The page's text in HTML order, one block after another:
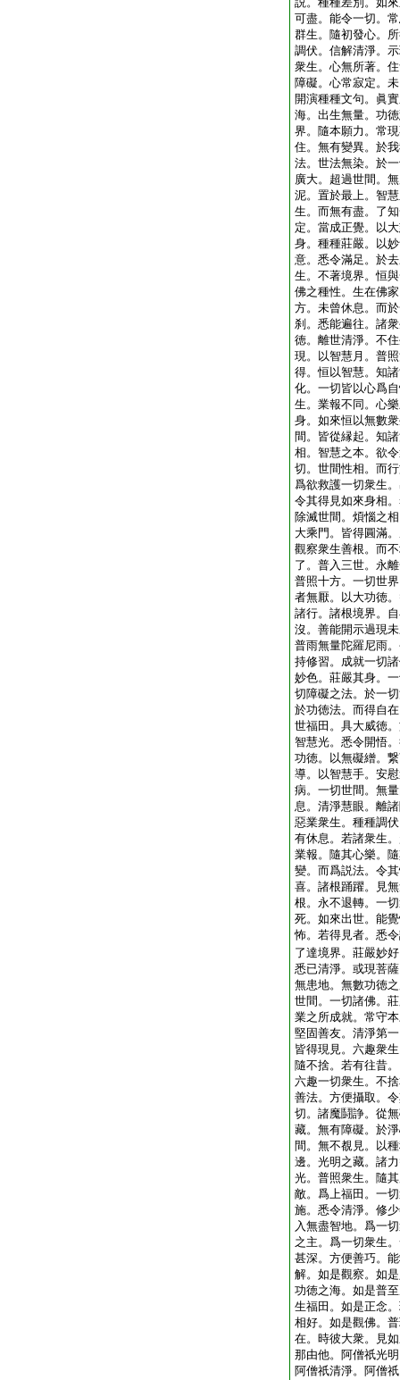
可盡。能令一切。
群生。隨初發心。
調伏。信解清淨。
衆生。心無所著。
障礙。心常寂定。
開演種種文句。眞
海。出生無量。功
界。隨本願力。常
住。無有變異。於
法。世法無染。於
廣大。超過世間。
泥。置於最上。智
生。而無有盡。了
定。當成正覺。以
身。種種莊嚴。以
意。悉令滿足。於
生。不著境界。恒
佛之種性。生在佛
方。未曾休息。而
刹。悉能遍往。諸
徳。離世清淨。不
現。以智慧月。普
得。恒以智慧。知
化。一切皆以心爲
生。業報不同。心
身。如來恒以無數
間。皆從縁起。知
相。智慧之本。欲
切。世間性相。而
爲欲救護一切衆生
令其得見如來身相
除滅世間。煩惱之
大乘門。皆得圓滿
觀察衆生善根。而
了。普入三世。永
普照十方。一切世
者無厭。以大功徳
諸行。諸根境界。
沒。善能開示過現
普雨無量陀羅尼雨
持修習。成就一切
妙色。莊嚴其身。
切障礙之法。於一
於功徳法。而得自
世福田。具大威徳
智慧光。悉令開悟
功徳。以無礙繒。
導。以智慧手。安
病。一切世間。無
息。清淨慧眼。離
惡業衆生。種種調
有休息。若諸衆生
業報。隨其心樂。
變。而爲説法。令
喜。諸根踊躍。見
根。永不退轉。一
死。如來出世。能
怖。若得見者。悉
了達境界。莊嚴妙
悉已清淨。或現菩
無患地。無數功徳
世間。一切諸佛。
業之所成就。常守
堅固善友。清淨第
皆得現見。六趣衆
隨不捨。若有往昔
六趣一切衆生。不
善法。方便攝取。
切。諸魔鬪諍。從
藏。無有障礙。於
間。無不覩見。以
邊。光明之藏。諸
光。普照衆生。隨
敵。爲上福田。一
施。悉令清淨。修
入無盡智地。爲一
之主。爲一切衆生
甚深。方便善巧。
解。如是觀察。如
功徳之海。如是普
生福田。如是正念
相好。如是觀佛。
在。時彼大衆。見
那由他。阿僧祇光
阿僧祇清淨。阿僧